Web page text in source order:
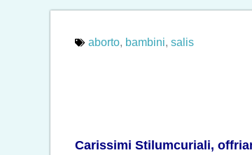
aborto, bambini, salis
Carissimi Stilumcuriali,